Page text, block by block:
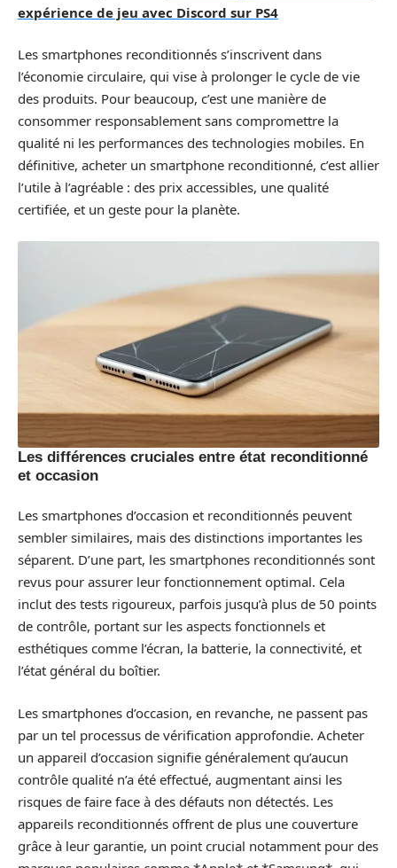
expérience de jeu avec Discord sur PS4
Les smartphones reconditionnés s’inscrivent dans
l’économie circulaire, qui vise à prolonger le cycle de vie
des produits. Pour beaucoup, c’est une manière de
consommer responsablement sans compromettre la
qualité ni les performances des technologies mobiles. En
définitive, acheter un smartphone reconditionné, c’est allier
l’utile à l’agréable : des prix accessibles, une qualité
certifiée, et un geste pour la planète.
Les différences cruciales entre état reconditionné
et occasion
Les smartphones d’occasion et reconditionnés peuvent
sembler similaires, mais des distinctions importantes les
séparent. D’une part, les smartphones reconditionnés sont
revus pour assurer leur fonctionnement optimal. Cela
inclut des tests rigoureux, parfois jusqu’à plus de 50 points
de contrôle, portant sur les aspects fonctionnels et
esthétiques comme l’écran, la batterie, la connectivité, et
l’état général du boîtier.
Les smartphones d’occasion, en revanche, ne passent pas
par un tel processus de vérification approfondie. Acheter
un appareil d’occasion signifie généralement qu’aucun
contrôle qualité n’a été effectué, augmentant ainsi les
risques de faire face à des défauts non détectés. Les
appareils reconditionnés offrent de plus une couverture
grâce à leur garantie, un point crucial notamment pour des